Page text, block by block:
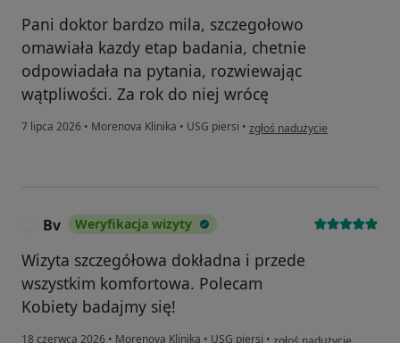
Pani doktor bardzo mila, szczegołowo
omawiała kazdy etap badania, chetnie
odpowiadała na pytania, rozwiewając
wątpliwości. Za rok do niej wrócę
7 lipca 2026 • Morenova Klinika • USG piersi • w opinii użytkownika Monika
zgłoś nadużycie
Bv Weryfikacja wizyty
Wizyta szczegółowa dokładna i przede
wszystkim komfortowa. Polecam
Kobiety badajmy się!
18 czerwca 2026 • Morenova Klinika • USG piersi • w opinii użytkownika Bv